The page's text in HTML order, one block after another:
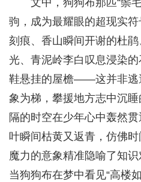
驹，成为最耀眼的超现实
刻痕、香山瞬间开谢的杜
光、青泥岭李白叹息浸染
鞋悬挂的屋檐——这并非逃
象为梯，攀援地方志中沉
隔的时空在少年心中轰然
叶瞬间枯黄又返青，仿佛
魔力的意象精准隐喻了知识
当狗狗布在梦中看见“高楼